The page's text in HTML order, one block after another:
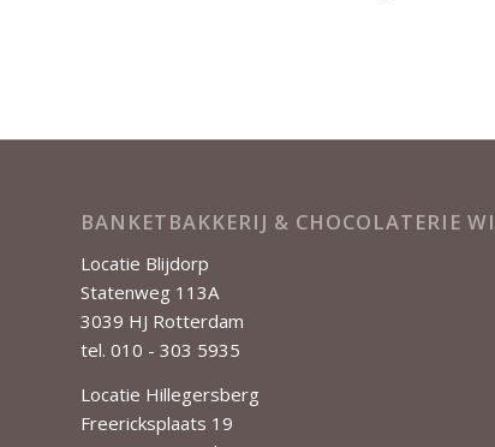
BANKETBAKKERIJ & CHOCOLATERIE
Locatie Blijdorp
Statenweg 113A
3039 HJ Rotterdam
tel. 010 - 303 5935
Locatie Hillegersberg
Freericksplaats 19